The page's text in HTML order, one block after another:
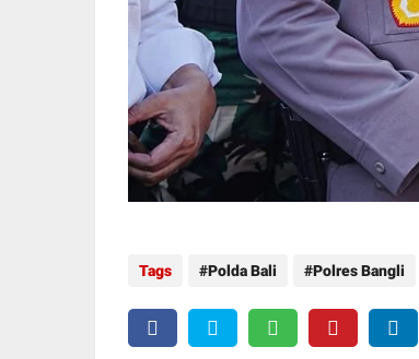
Tags Polda Bali Polres Bangli